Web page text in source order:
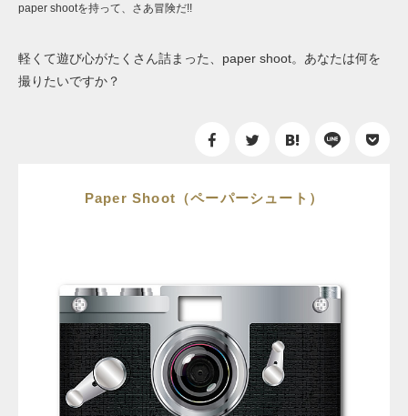
paper shootを持って、さあ冒険だ!!
軽くて遊び心がたくさん詰まった、paper shoot。あなたは何を
撮りたいですか？
Paper Shoot（ペーパーシュート）